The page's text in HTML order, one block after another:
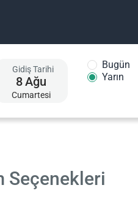
Gidiş Tarihi
8Ağu
Cumartesi
Bugün
Yarın
Seçenekleri